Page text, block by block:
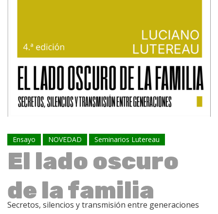
Ensayo NOVEDAD Seminarios Lutereau
El lado oscuro
de la familia
Secretos, silencios y transmisión entre generaciones